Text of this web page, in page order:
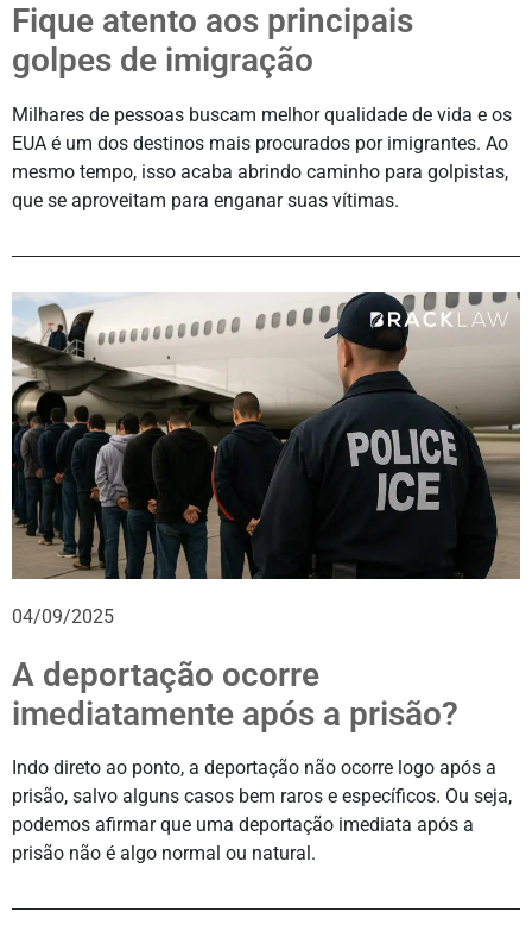
Fique atento aos principais
golpes de imigração
Milhares de pessoas buscam melhor qualidade de vida e os
EUA é um dos destinos mais procurados por imigrantes. Ao
mesmo tempo, isso acaba abrindo caminho para golpistas,
que se aproveitam para enganar suas vítimas.
04/09/2025
A deportação ocorre
imediatamente após a prisão?
Indo direto ao ponto, a deportação não ocorre logo após a
prisão, salvo alguns casos bem raros e específicos. Ou seja,
podemos afirmar que uma deportação imediata após a
prisão não é algo normal ou natural.